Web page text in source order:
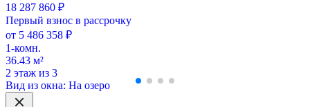
18 287 860 ₽
Первый взнос в рассрочку
от 5 486 358 ₽
1-комн.
36.43 м²
2 этаж из 3
Вид из окна: На озеро